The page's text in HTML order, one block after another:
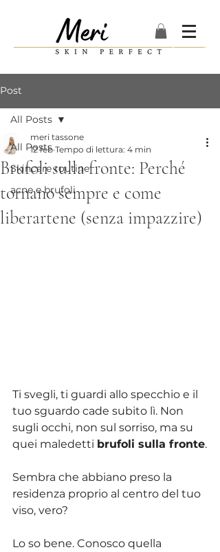
Post
All Posts
Skincare routine
acne e brufoli
All Posts
Brufoli sulla fronte: Perché
tornano sempre e come
liberartene (senza impazzire)
meri tassone
12 feb Tempo di lettura: 4 min
Ti svegli, ti guardi allo specchio e il
tuo sguardo cade subito lì. Non
sugli occhi, non sul sorriso, ma su
quei maledetti brufoli sulla fronte.
Sembra che abbiano preso la
residenza proprio al centro del tuo
viso, vero?
Lo so bene. Conosco quella